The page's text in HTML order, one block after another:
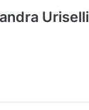
Uriselli